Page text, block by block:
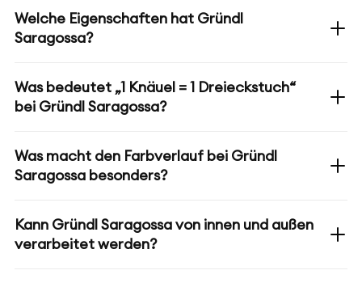
Welche Eigenschaften hat Gründl
Saragossa?
Was bedeutet „1 Knäuel = 1 Dreieckstuch“
bei Gründl Saragossa?
Was macht den Farbverlauf bei Gründl
Saragossa besonders?
Kann Gründl Saragossa von innen und außen
verarbeitet werden?